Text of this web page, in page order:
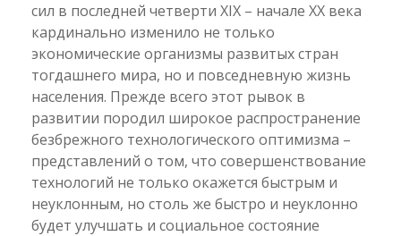
сил в последней четверти XIX – начале XX века
кардинально изменило не только
экономические организмы развитых стран
тогдашнего мира, но и повседневную жизнь
населения. Прежде всего этот рывок в
развитии породил широкое распространение
безбрежного технологического оптимизма –
представлений о том, что совершенствование
технологий не только окажется быстрым и
неуклонным, но столь же быстро и неуклонно
будет улучшать и социальное состояние